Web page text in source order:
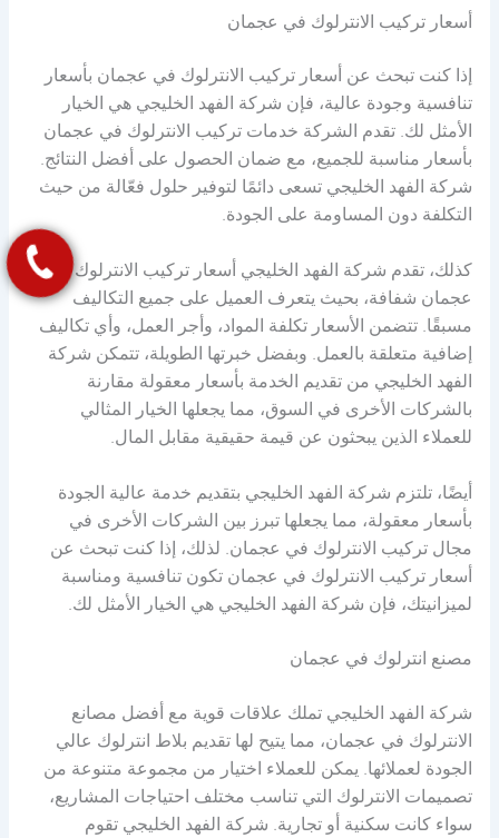
أسعار تركيب الانترلوك في عجمان
إذا كنت تبحث عن أسعار تركيب الانترلوك في عجمان بأسعار
تنافسية وجودة عالية، فإن شركة الفهد الخليجي هي الخيار
الأمثل لك. تقدم الشركة خدمات تركيب الانترلوك في عجمان
بأسعار مناسبة للجميع، مع ضمان الحصول على أفضل النتائج.
شركة الفهد الخليجي تسعى دائمًا لتوفير حلول فعّالة من حيث
التكلفة دون المساومة على الجودة.
كذلك، تقدم شركة الفهد الخليجي أسعار تركيب الانترلوك في
عجمان شفافة، بحيث يتعرف العميل على جميع التكاليف
مسبقًا. تتضمن الأسعار تكلفة المواد، وأجر العمل، وأي تكاليف
إضافية متعلقة بالعمل. وبفضل خبرتها الطويلة، تتمكن شركة
الفهد الخليجي من تقديم الخدمة بأسعار معقولة مقارنة
بالشركات الأخرى في السوق، مما يجعلها الخيار المثالي
للعملاء الذين يبحثون عن قيمة حقيقية مقابل المال.
أيضًا، تلتزم شركة الفهد الخليجي بتقديم خدمة عالية الجودة
بأسعار معقولة، مما يجعلها تبرز بين الشركات الأخرى في
مجال تركيب الانترلوك في عجمان. لذلك، إذا كنت تبحث عن
أسعار تركيب الانترلوك في عجمان تكون تنافسية ومناسبة
لميزانيتك، فإن شركة الفهد الخليجي هي الخيار الأمثل لك.
مصنع انترلوك في عجمان
شركة الفهد الخليجي تملك علاقات قوية مع أفضل مصانع
الانترلوك في عجمان، مما يتيح لها تقديم بلاط انترلوك عالي
الجودة لعملائها. يمكن للعملاء اختيار من مجموعة متنوعة من
تصميمات الانترلوك التي تناسب مختلف احتياجات المشاريع،
سواء كانت سكنية أو تجارية. شركة الفهد الخليجي تقوم